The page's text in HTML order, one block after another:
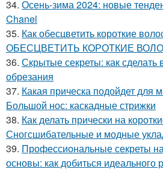
34. Осень-зима 2024: новые
Chanel
35. Как обесцветить короткие
ОБЕСЦВЕТИТЬ КОРОТКИЕ
36. Скрытые секреты: как сделать
обрезания
37. Какая прическа подойдет для
Большой нос: каскадные стрижки
38. Как делать прически на
Сногсшибательные и модные
39. Профессиональные секреты
основы: как добиться идеального